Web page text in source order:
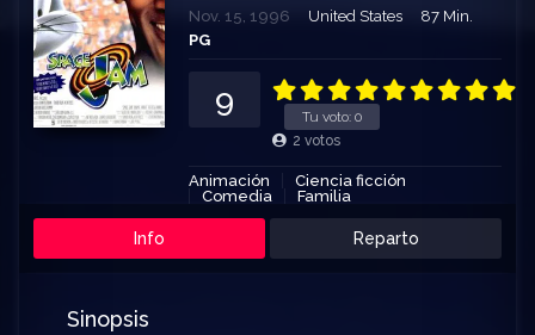
Nov. 15, 1996 United States
87 Min.
PG
Tu voto: 0
9
2 votos
Animación
Ciencia ficción
Comedia
Familia
Info Reparto
Sinopsis